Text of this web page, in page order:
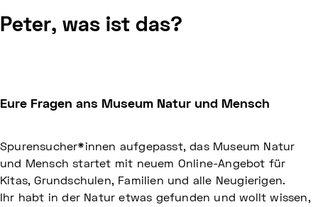
Peter, was ist das?
Eure Fragen ans Museum Natur und Mensch
Spurensucher*innen aufgepasst, das Museum Natur
und Mensch startet mit neuem Online-Angebot für
Kitas, Grundschulen, Familien und alle Neugierigen.
Ihr habt in der Natur etwas gefunden und wollt wissen,